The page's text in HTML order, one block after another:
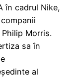
în cadrul Nike,
Morris.
sa în
al